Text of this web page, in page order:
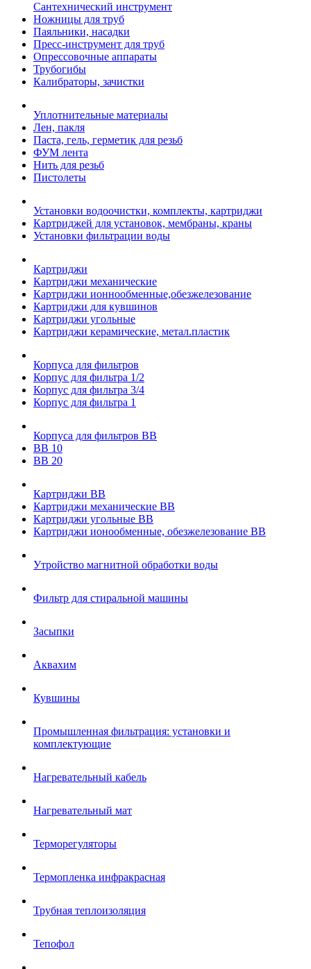
Сантехнический инструмент
Ножницы для труб
Паяльники, насадки
Пресс-инструмент для труб
Опрессовочные аппараты
Трубогибы
Калибраторы, зачистки
Уплотнительные материалы
Лен, пакля
Паста, гель, герметик для резьб
ФУМ лента
Нить для резьб
Пистолеты
Установки водоочистки, комплекты, картриджи
Картриджей для установок, мембраны, краны
Установки фильтрации воды
Картриджи
Картриджи механические
Картриджи ионнообменные,обезжелезование
Картриджи для кувшинов
Картриджи угольные
Картриджи керамические, метал.пластик
Корпуса для фильтров
Корпус для фильтра 1/2
Корпус для фильтра 3/4
Корпус для фильтра 1
Корпуса для фильтров ВВ
ВВ 10
ВВ 20
Картриджи ВВ
Картриджи механические ВВ
Картриджи угольные ВВ
Картриджи ионообменные, обезжелезование ВВ
Утройство магнитной обработки воды
Фильтр для стиральной машины
Засыпки
Аквахим
Кувшины
Промышленная фильтрация: установки и
комплектующие
Нагревательный кабель
Нагревательный мат
Терморегуляторы
Термопленка инфракрасная
Трубная теплоизоляция
Тепофол